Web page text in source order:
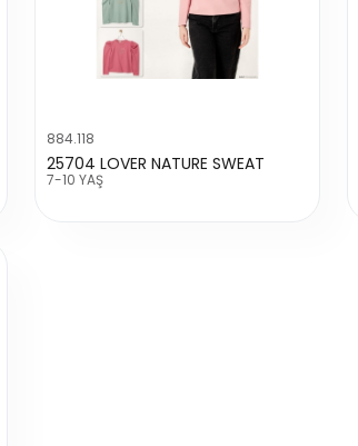
884.118
25704 LOVER NATURE SWEAT
7-10 YAŞ